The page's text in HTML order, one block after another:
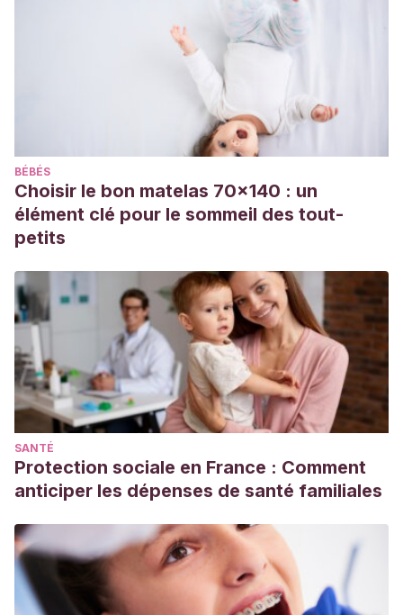
Publishing; 2022 Jan-. Available from:
https://www.ncbi.nlm.nih.gov/books/NBK538178/
Phillips TG, Slomiany WP, Allison R. Hair Loss: Common
Causes and Treatment. Am Fam Physician. 2017 Sep
15;96(6):371-378. PMID: 28925637.
Gentile P, Garcovich S. Systematic Review of Platelet-Rich
Plasma Use in Androgenetic Alopecia Compared with
Minoxidil®, Finasteride®, and Adult Stem Cell-Based
Therapy. Int J Mol Sci. 2020 Apr 13;21(8):2702. doi:
PMC7216252.
Guo, Emily L, and Rajani Katta. “Diet and hair loss: effects of
nutrient deficiency and supplement use”. Dermatology
practical & conceptual vol. 7,1 1-10. 31 Jan. 2017,
doi:10.5826/dpc.0701a01
BÉBÉS
Choisir le bon matelas 70x140 : un
élément clé pour le sommeil des tout-
petits
SANTÉ
Protection sociale en France : Comment
anticiper les dépenses de santé familiales